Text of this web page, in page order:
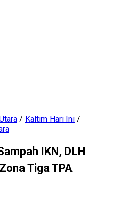
/ Kaltim Hari Ini /
IKN, DLH
Tiga TPA